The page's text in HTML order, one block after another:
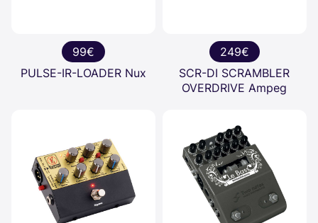
99€
PULSE-IR-LOADER Nux
249€
SCR-DI SCRAMBLER
OVERDRIVE Ampeg